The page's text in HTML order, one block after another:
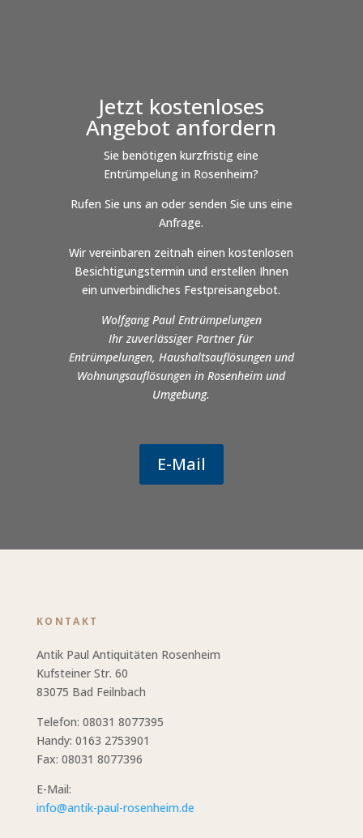
Jetzt kostenloses
Angebot anfordern
Sie benötigen kurzfristig eine
Entrümpelung in Rosenheim?
Rufen Sie uns an oder senden Sie uns eine
Anfrage.
Wir vereinbaren zeitnah einen kostenlosen
Besichtigungstermin und erstellen Ihnen
ein unverbindliches Festpreisangebot.
Wolfgang Paul Entrümpelungen
Ihr zuverlässiger Partner für
Entrümpelungen, Haushaltsauflösungen und
Wohnungsauflösungen in Rosenheim und
Umgebung.
E-Mail
KONTAKT
Antik Paul Antiquitäten Rosenheim
Kufsteiner Str. 60
83075 Bad Feilnbach
Telefon: 08031 8077395
Handy: 0163 2753901
Fax: 08031 8077396
E-Mail:
info@antik-paul-rosenheim.de